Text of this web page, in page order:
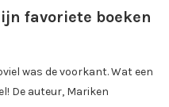
favoriete boeken
was de voorkant. Wat een
De auteur, Mariken